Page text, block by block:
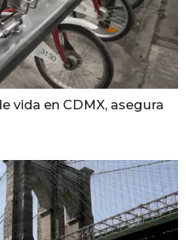
vida en CDMX, asegura